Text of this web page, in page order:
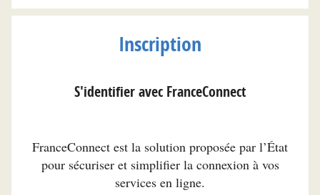
Inscription
S'identifier avec FranceConnect
FranceConnect est la solution proposée par l’État
pour sécuriser et simplifier la connexion à vos
services en ligne.